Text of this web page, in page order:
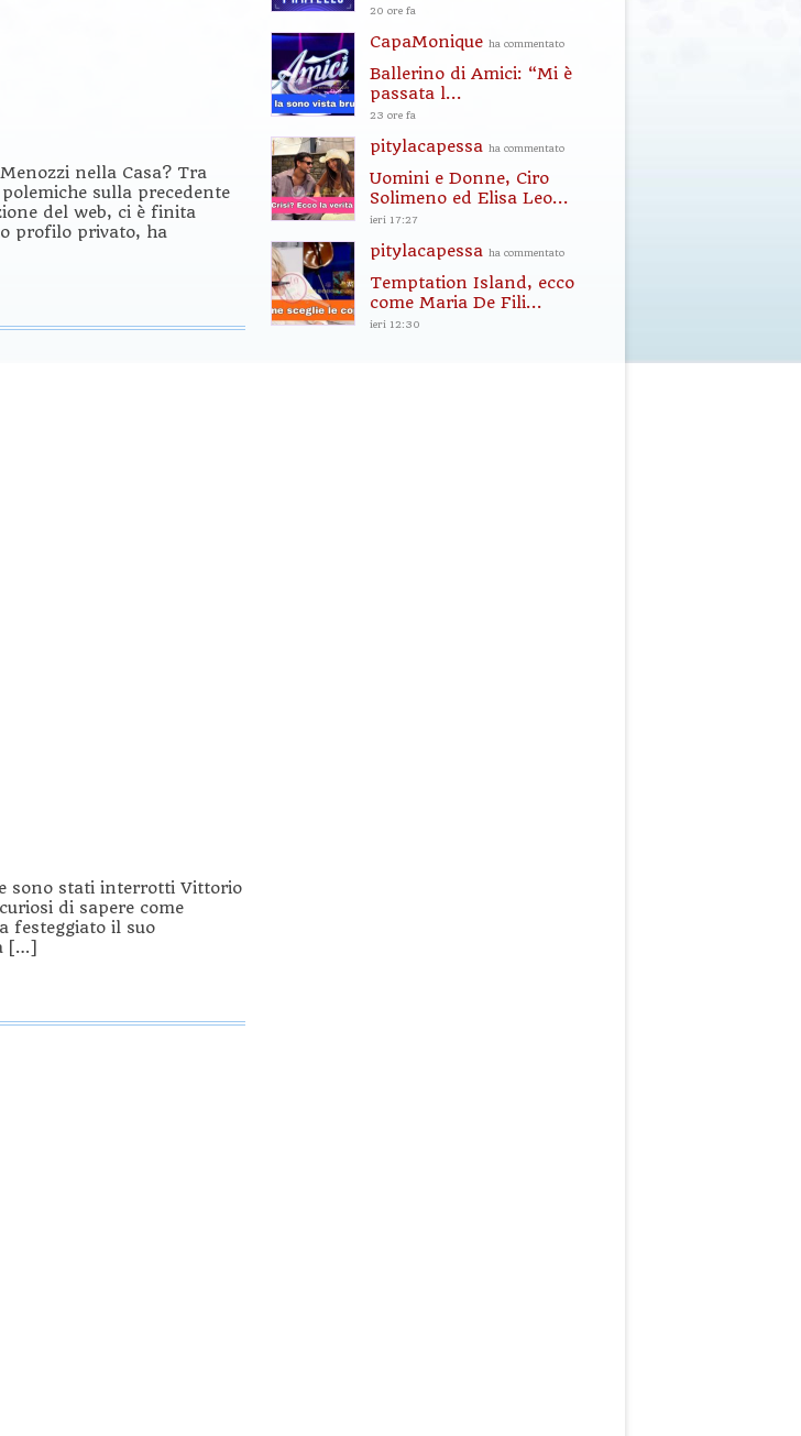
nella Casa? Tra
sulla precedente
del web, ci è finita
profilo privato, ha
sono stati interrotti Vittorio
di sapere come
festeggiato il suo
[…]
20 ore fa
CapaMonique ha commentato
Ballerino di Amici: “Mi è
passata l...
23 ore fa
pitylacapessa ha commentato
Uomini e Donne, Ciro
Solimeno ed Elisa Leo...
ieri 17:27
pitylacapessa ha commentato
Temptation Island, ecco
come Maria De Fili...
ieri 12:30